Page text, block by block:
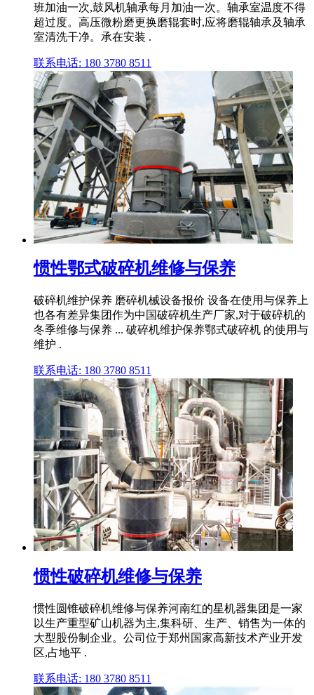
班加油一次,鼓风机轴承每月加油一次。轴承室温度不得
超过度。高压微粉磨更换磨辊套时,应将磨辊轴承及轴承
室清洗干净。承在安装 .
联系电话: 180 3780 8511
惯性鄂式破碎机维修与保养
破碎机维护保养 磨碎机械设备报价 设备在使用与保养上
也各有差异集团作为中国破碎机生产厂家,对于破碎机的
冬季维修与保养 ... 破碎机维护保养鄂式破碎机 的使用与
维护 .
联系电话: 180 3780 8511
惯性破碎机维修与保养
惯性圆锥破碎机维修与保养河南红的星机器集团是一家
以生产重型矿山机器为主,集科研、生产、销售为一体的
大型股份制企业。公司位于郑州国家高新技术产业开发
区,占地平 .
联系电话: 180 3780 8511